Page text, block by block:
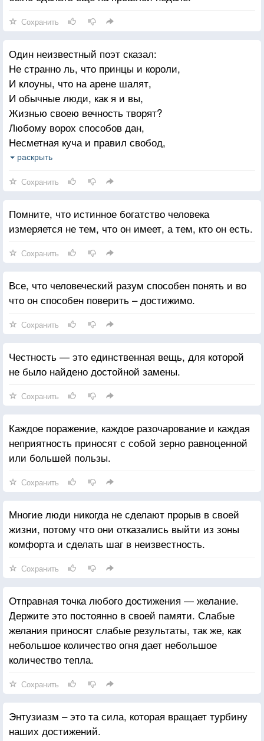
Сохранить
Один неизвестный поэт сказал:
Не странно ль, что принцы и короли,
И клоуны, что на арене шалят,
И обычные люди, как я и вы,
Жизнью своею вечность творят?
Любому ворох способов дан,
Несметная куча и правил свобод,
Но жизнь превращает каждый сам
вход.
раскрыть
Сохранить
Помните, что истинное богатство человека
измеряется не тем, что он имеет, а тем, кто он есть.
Сохранить
Все, что человеческий разум способен понять и во
что он способен поверить – достижимо.
Сохранить
Честность — это единственная вещь, для которой
не было найдено достойной замены.
Сохранить
Каждое поражение, каждое разочарование и каждая
неприятность приносят с собой зерно равноценной
или большей пользы.
Сохранить
Многие люди никогда не сделают прорыв в своей
жизни, потому что они отказались выйти из зоны
комфорта и сделать шаг в неизвестность.
Сохранить
Отправная точка любого достижения — желание.
Держите это постоянно в своей памяти. Слабые
желания приносят слабые результаты, так же, как
небольшое количество огня дает небольшое
количество тепла.
Сохранить
Энтузиазм – это та сила, которая вращает турбину
наших достижений.